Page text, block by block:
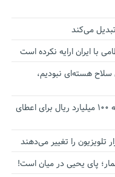
می‌کند
با ایران ارایه نکرده است
سلاح هسته‌ای نبودیم،
آستانه الزام به دریافت صورت های مالی به ۱۰۰ میلیارد ریال برای اعطای
تلویزیون را تغییر می‌دهند
پای یحیی در میان است!